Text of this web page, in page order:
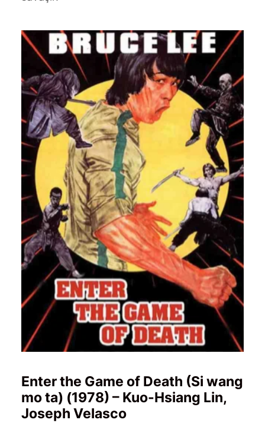
Enter the Game of Death (Si wang
mo ta) (1978) – Kuo-Hsiang Lin,
Joseph Velasco